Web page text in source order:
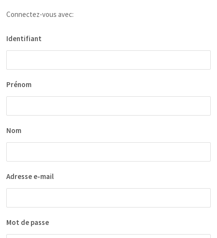
Connectez-vous avec:
Identifiant
Prénom
Nom
Adresse e-mail
Mot de passe